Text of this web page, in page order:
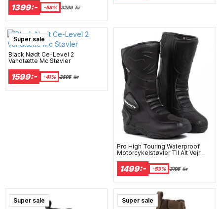
1399:- -58% 3299 kr
Super sale
Black Nødt Ce-Level 2
Vandtætte Mc Støvler
1599:- -41% 2695 kr
Pro High Touring Waterproof
Motorcykelstøvler Til Alt Vejr
1499:- -53% 3195 kr
Super sale Super sale